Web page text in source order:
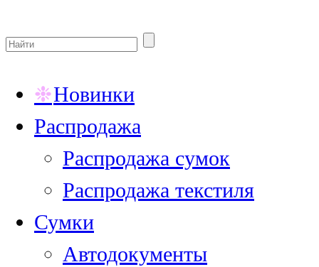
Новинки
Распродажа
Распродажа сумок
Распродажа текстиля
Сумки
Автодокументы